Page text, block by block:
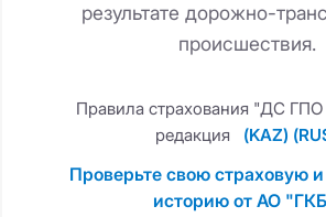
результате дорожно-
происшествия.
Правила страхования "ДС
редакция
(KAZ)
Проверьте свою страховую
историю от АО